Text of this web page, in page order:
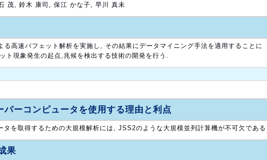
茂, 鈴木 康司, 保江 かな子, 早川 真未
る高速バフェット解析を実施し, その結果にデータマイニング手法を適用することに
ト現象発生の起点,兆候を検出する技術の開発を行う.
ーコンピュータを使用する理由と利点
タを取得するための大規模解析には, JSS2のような大規模並列計算機が不可欠である
果